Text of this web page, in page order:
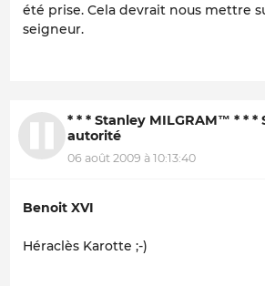
été prise. Cela devrait nous mettre
seigneur.
* * * Stanley MILGRAM™ * * *
autorité
06 août 2009 à 10:13:40
Benoit XVI
Héraclès Karotte ;-)